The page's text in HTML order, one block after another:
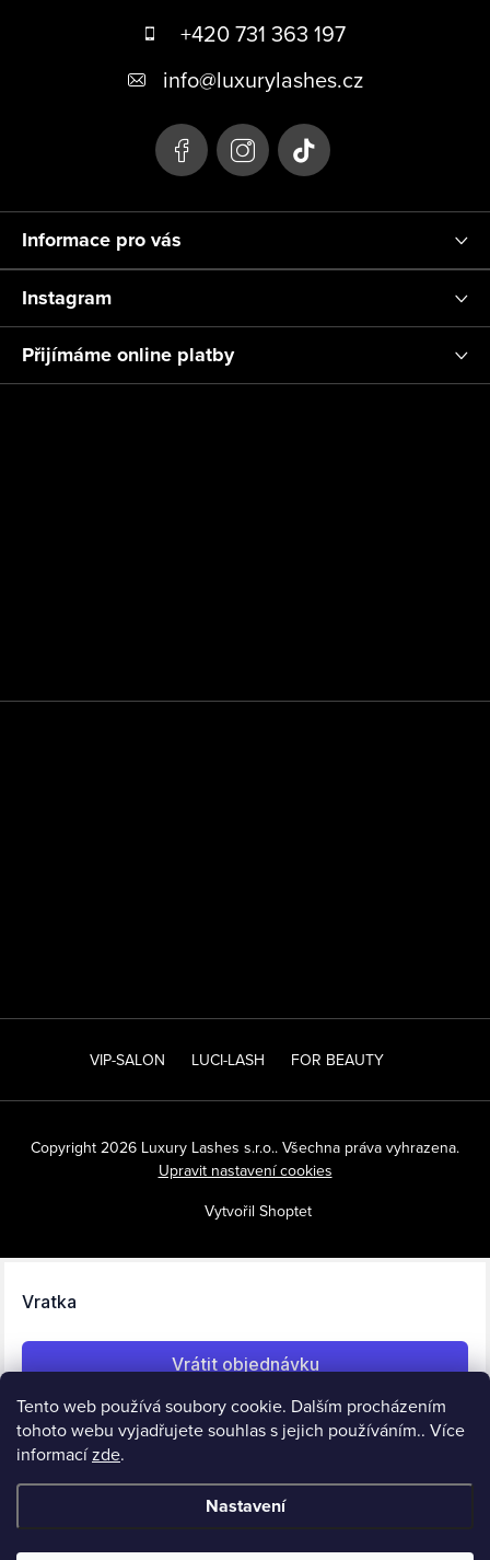
Tento web používá soubory cookie. Dalším procházením
tohoto webu vyjadřujete souhlas s jejich používáním.. Více
informacízde.
Nastavení
+420 731 363 197
info@luxurylashes.cz
Informace pro vás
Instagram
Přijímáme online platby
VIP-SALON LUCI-LASH FOR BEAUTY
Vytvořil Shoptet
Copyright 2026 Luxury Lashes s.r.o.. Všechna práva vyhrazena.
Upravit nastavení cookies